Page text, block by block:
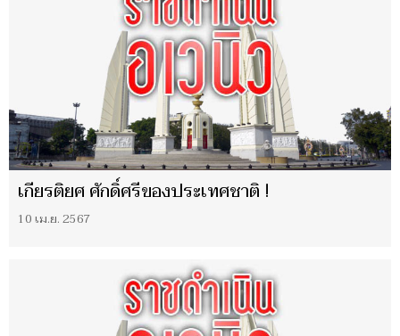
เกียรติยศ ศักดิ์ศรีของประเทศชาติ !
10 เม.ย. 2567